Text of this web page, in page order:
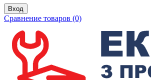
Вход
Сравнение товаров (0)